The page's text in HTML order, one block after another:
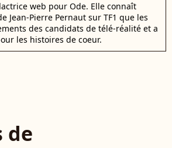
web pour Ode. Elle connaît
Jean-Pierre Pernaut sur TF1 que les
des candidats de télé-réalité et a
les histoires de coeur.
de